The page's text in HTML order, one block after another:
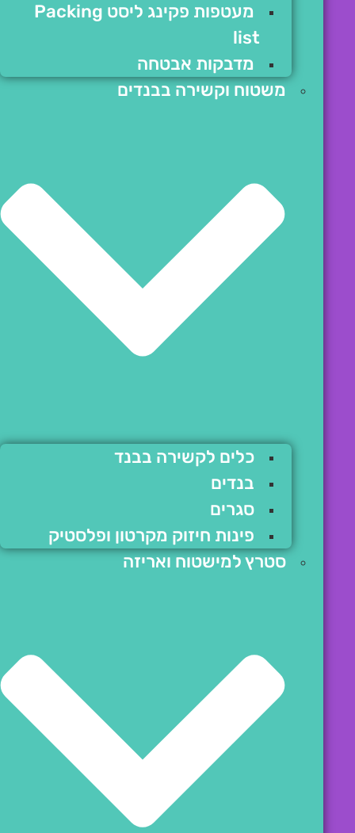
מעטפות פקינג ליסט Packing
list
מדבקות אבטחה
משטוח וקשירה בבנדים
כלים לקשירה בבנד
בנדים
סגרים
פינות חיזוק מקרטון ופלסטיק
סטרץ למישטוח ואריזה